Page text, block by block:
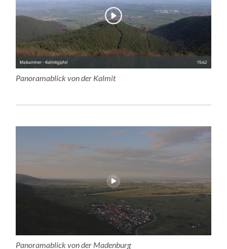
Panoramablick von der Kalmit
Panoramablick von der Madenburg